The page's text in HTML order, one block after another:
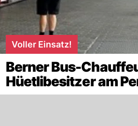
Voller Einsatz!
Berner Bus-
Hüetlibesitzer am